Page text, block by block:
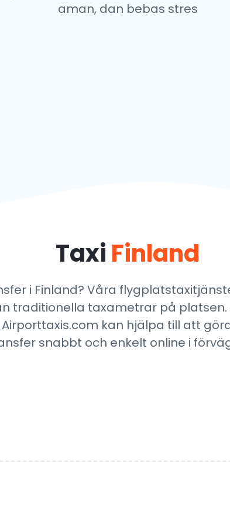
aman, dan bebas stres
Taxi Finland
i Finland? Våra
traditionella taxametrar på
kan hjälpa till att
snabbt och enkelt online i